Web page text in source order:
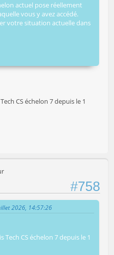
actuel pose réellement
vous y avez accédé.
votre situation actuelle dans
CS échelon 7 depuis le 1
#758
2026, 14:57:26
Tech CS échelon 7 depuis le 1